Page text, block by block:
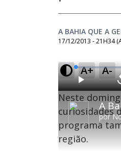
A BAHIA QUE A
17/12/2013 - 21H34
A+ A-
por
P
l
a
y
L
o
a
d
e
d
:
0
.
6
%
Neste
curiosidades
programa
região.